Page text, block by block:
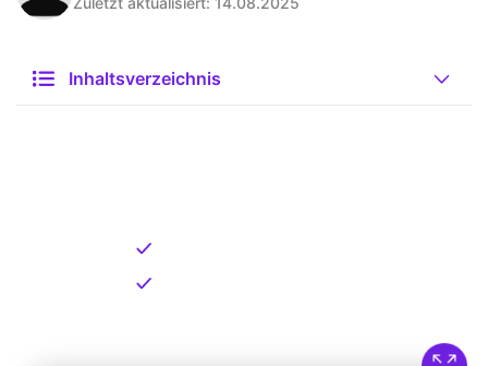
Inhaltsverzeichnis